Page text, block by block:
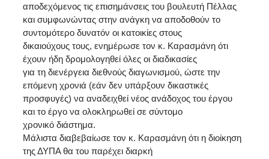
αποδεχόμενος τις επισημάνσεις του βουλευτή Πέλλας
και συμφωνώντας στην ανάγκη να αποδοθούν το
συντομότερο δυνατόν οι κατοικίες στους
δικαιούχους τους, ενημέρωσε τον κ. Καρασμάνη ότι
έχουν ήδη δρομολογηθεί όλες οι διαδικασίες
για τη διενέργεια διεθνούς διαγωνισμού, ώστε την
επόμενη χρονιά (εάν δεν υπάρξουν δικαστικές
προσφυγές) να αναδειχθεί νέος ανάδοχος του έργου
και το έργο να ολοκληρωθεί σε σύντομο
χρονικό διάστημα.
Μάλιστα διαβεβαίωσε τον κ. Καρασμάνη ότι η διοίκηση
της ΔΥΠΑ θα του παρέχει διαρκή